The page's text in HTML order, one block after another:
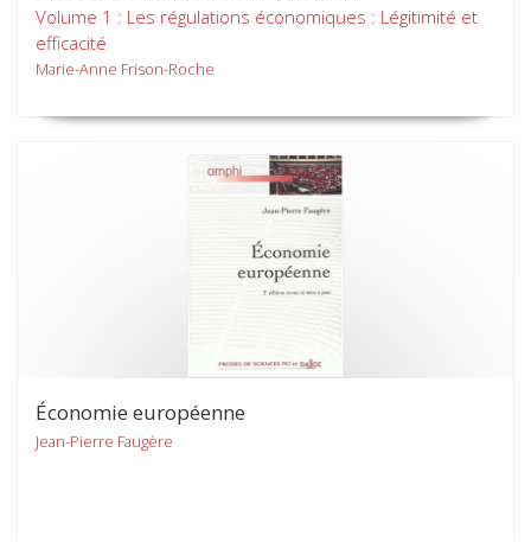
Volume 1 : Les régulations économiques : Légitimité et
efficacité
Marie-Anne Frison-Roche
Économie européenne
Jean-Pierre Faugère